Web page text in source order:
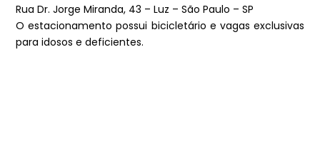
Rua Dr. Jorge Miranda, 43 – Luz – São Paulo – SP
O estacionamento possui bicicletário e vagas exclusivas
para idosos e deficientes.